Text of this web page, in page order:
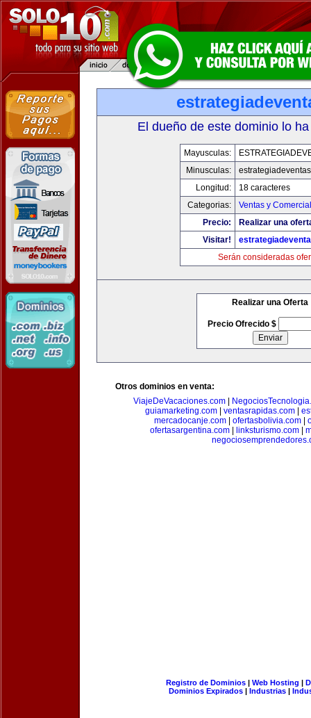
El dueño de este dominio lo
Mayusculas:
Minusculas:
Longitud:
18 caracteres
Categorias:
Ventas y
Precio:
Realizar una
Visitar!
Serán consideradas
Realizar una Oferta
Precio Ofrecido $
Otros dominios en venta:
ViajeDeVacaciones.com
guiamarketing.com| ventasrapidas.com|
mercadocanje.com
ofertasbolivia.com
ofertasargentina.com| linksturismo.com|
Registro de Dominios| Web Hosting |
Dominios Expirados | Industrias |